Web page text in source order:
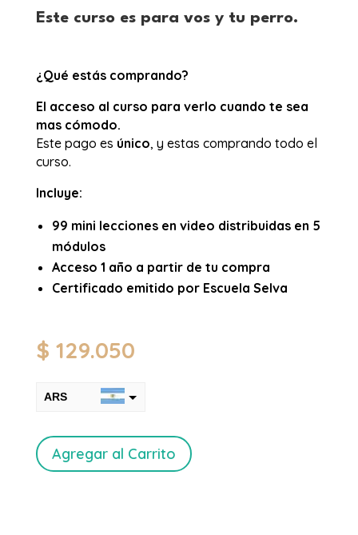
Este curso es para vos y tu perro.
¿Qué estás comprando?
El acceso al curso para verlo cuando te sea
mas cómodo.
Este pago es único, y estas comprando todo el
curso.
Incluye:
99 mini lecciones en video distribuidas en 5
módulos
Acceso 1 año a partir de tu compra
Certificado emitido por Escuela Selva
$ 129.050
ARS
Curso
de
Agregar al Carrito